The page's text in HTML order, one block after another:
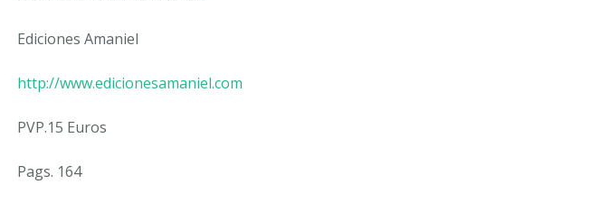
Ediciones Amaniel
http://www.edicionesamaniel.com
PVP.15 Euros
Pags. 164